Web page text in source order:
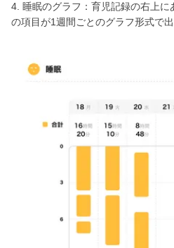
4. 睡眠のグラフ：育児記録の右上に
の項目が1週間ごとのグラフ形式で出